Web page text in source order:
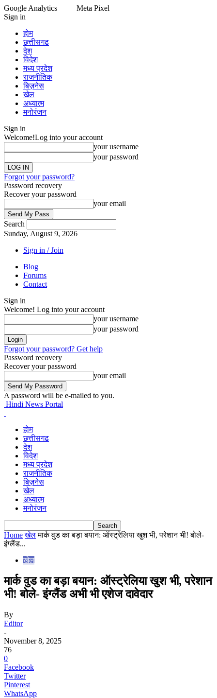
Google Analytics —— Meta Pixel
Sign in
होम
छत्तीसगढ
देश
विदेश
मध्य प्रदेश
राजनीतिक
बिज़नेस
खेल
अध्यात्म
मनोरंजन
Sign in
Welcome!Log into your account
your username
your password
Forgot your password?
Password recovery
Recover your password
your email
Search
Sunday, August 9, 2026
Sign in / Join
Blog
Forums
Contact
Sign in
Welcome! Log into your account
your username
your password
Forgot your password? Get help
Password recovery
Recover your password
your email
A password will be e-mailed to you.
Hindi News Portal
होम
छत्तीसगढ
देश
विदेश
मध्य प्रदेश
राजनीतिक
बिज़नेस
खेल
अध्यात्म
मनोरंजन
Home खेल मार्क वुड का बड़ा बयान: ऑस्ट्रेलिया खुश भी, परेशान भी! बोले-
इंग्लैंड...
खेल
मार्क वुड का बड़ा बयान: ऑस्ट्रेलिया खुश भी, परेशान
भी! बोले- इंग्लैंड अभी भी एशेज दावेदार
By
Editor
-
November 8, 2025
76
0
Facebook
Twitter
Pinterest
WhatsApp